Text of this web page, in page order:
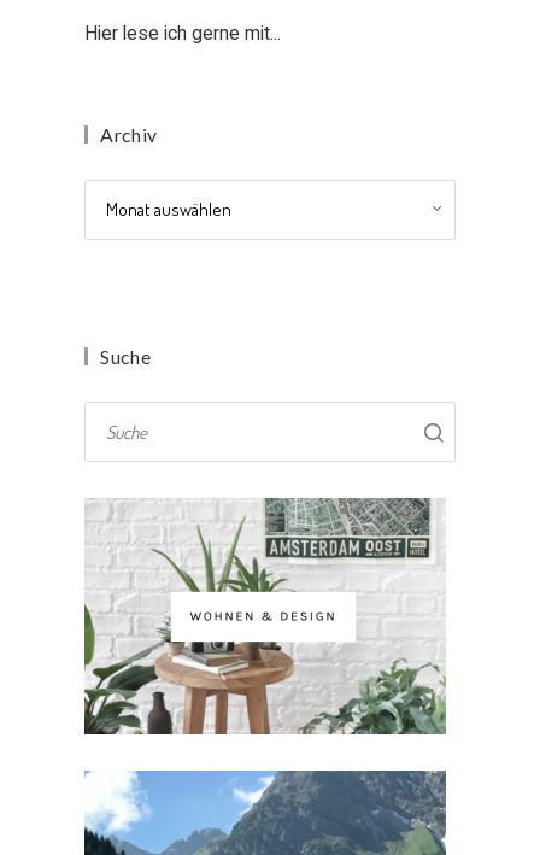
Hier lese ich gerne mit...
Archiv
Suche